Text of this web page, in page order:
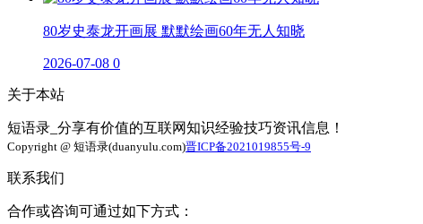
80岁史泰龙开画展 默默绘画60年无人知晓
2026-07-08 0
关于本站
短语录_分享有价值的互联网知识经验技巧资讯信息！
Copyright @ 短语录(duanyulu.com)晋ICP备2021019855号-9
联系我们
合作或咨询可通过如下方式：